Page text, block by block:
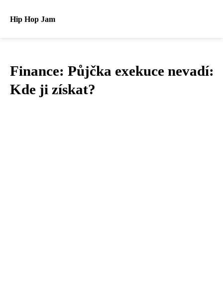
Hip Hop Jam
Finance: Půjčka exekuce nevadí:
Kde ji získat?